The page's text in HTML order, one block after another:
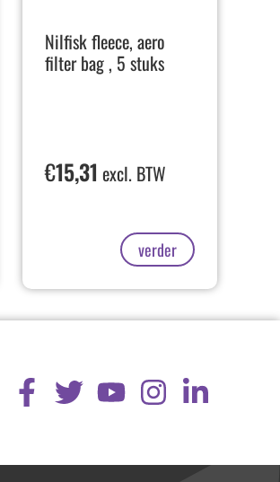
Nilfisk fleece, aero
filter bag , 5 stuks
€15,31 excl. BTW
verder